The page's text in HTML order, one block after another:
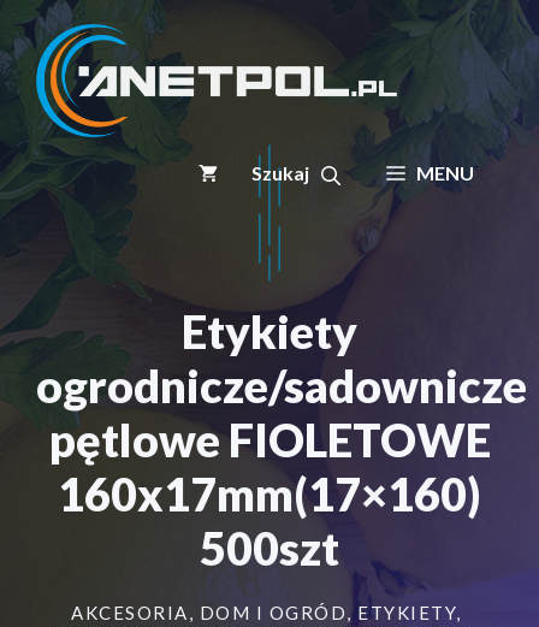
Przejdź
do
treści
MENU
Etykiety
ogrodnicze/sadownicze
pętlowe FIOLETOWE
160x17mm(17×160)
500szt
AKCESORIA, DOM I OGRÓD, ETYKIETY,